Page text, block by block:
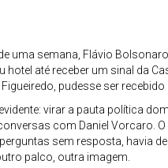
uma semana, Flávio
hotel até receber um sinal da
pudesse ser
virar a pauta política
com Daniel Vorcaro.
sem resposta, havia
palco, outra imagem.